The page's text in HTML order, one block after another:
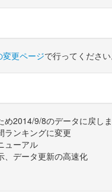
更ページで行ってください
2014/9/8のデータに戻し
ランキングに変更
ューアル
、データ更新の高速化